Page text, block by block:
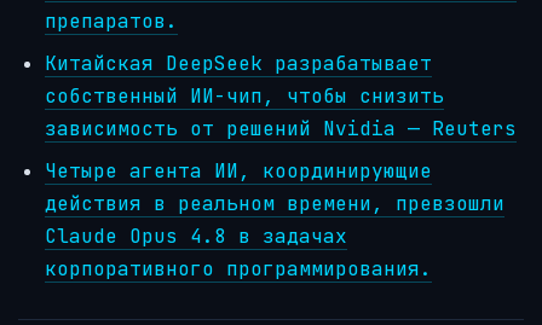
препаратов.
Китайская DeepSeek разрабатывает
собственный ИИ-чип, чтобы снизить
зависимость от решений Nvidia — Reuters
Четыре агента ИИ, координирующие
действия в реальном времени, превзошли
Claude Opus 4.8 в задачах
корпоративного программирования.